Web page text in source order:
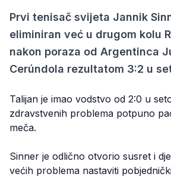
Prvi tenisač svijeta Jannik
eliminiran već u drugom kolu
nakon poraza od Argentinca
Cerúndola rezultatom 3:2 u
Talijan je imao vodstvo od 2:0 u
zdravstvenih problema potpuno
meča.
Sinner je odlično otvorio susret i
većih problema nastaviti